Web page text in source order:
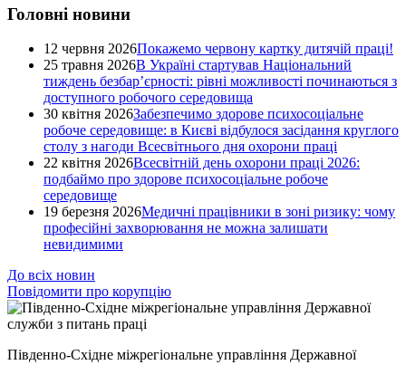
Головні новини
12 червня 2026Покажемо червону картку дитячій праці!
25 травня 2026В Україні стартував Національний
тиждень безбар’єрності: рівні можливості починаються з
доступного робочого середовища
30 квітня 2026Забезпечимо здорове психосоціальне
робоче середовище: в Києві відбулося засідання круглого
столу з нагоди Всесвітнього дня охорони праці
22 квітня 2026Всесвітній день охорони праці 2026:
подбаймо про здорове психосоціальне робоче
середовище
19 березня 2026Медичні працівники в зоні ризику: чому
професійні захворювання не можна залишати
невидимими
До всіх новин
Повідомити про корупцію
Південно-Східне міжрегіональне управління Державної